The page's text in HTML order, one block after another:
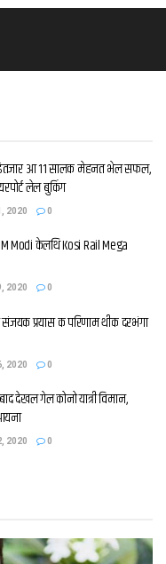
आ 11 सालक मेहनत भेल सफल,
लेल बुकिंग
2020 0
Modi केलथि Kosi Rail Mega
2020 0
प्रयास क परिणाम थीक दरभंगा
2020 0
देखल गेल कोनो यात्री विमान,
2020 0